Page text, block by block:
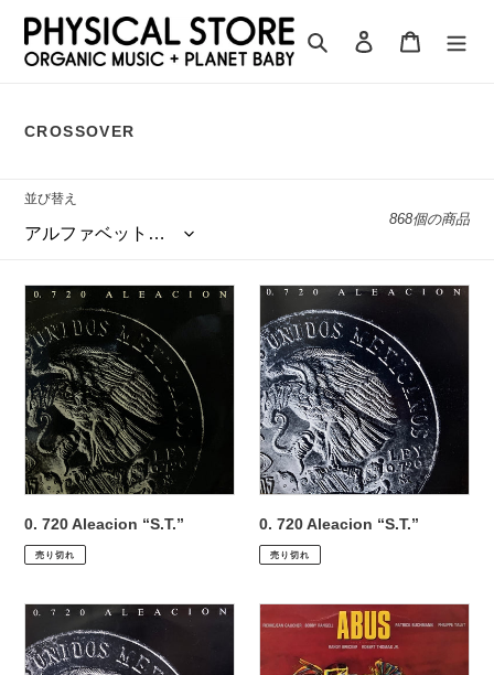
検索 ログインカート
CROSSOVER
並び替え
868個の商品
0.
720
Aleacion
“S.T.”
0. 720 Aleacion “S.T.”
通
常
格
¥6,930
売り切れ
0.
720
Aleacion
“S.T.”
0. 720 Aleacion “S.T.”
通
常
¥4,950
売り切れ
0.
720
Aleacion